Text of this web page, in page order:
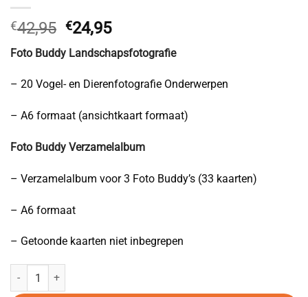
€42,95 Oorspronkelijke
prijs
was:
€42,95.
€24,95Huidige
prijs
is:
€24,95.
Foto Buddy Landschapsfotografie
– 20 Vogel- en Dierenfotografie Onderwerpen
– A6 formaat (ansichtkaart formaat)
Foto Buddy Verzamelalbum
– Verzamelalbum voor 3 Foto Buddy’s (33 kaarten)
– A6 formaat
– Getoonde kaarten niet inbegrepen
Combi: Buddy Vogel- en Dieren + Verzamel aantal